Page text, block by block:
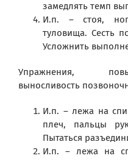
замедлять темп
И.п. – стоя,
туловища. Сесть
Усложнить
Упражнения,
выносливость
И.п. – лежа на
плеч, пальцы
Пытаться
И.п. – лежа на